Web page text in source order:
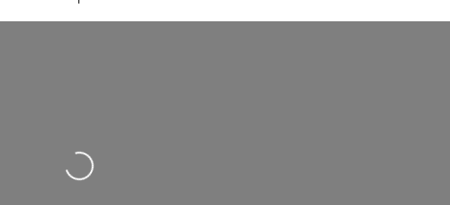
Wird geladen …